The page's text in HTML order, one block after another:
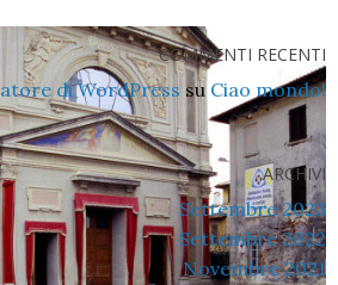
COMMENTI RECENTI
di WordPress su Ciao mondo!
ARCHIVI
Settembre 2023
Settembre 2022
Novembre 2021